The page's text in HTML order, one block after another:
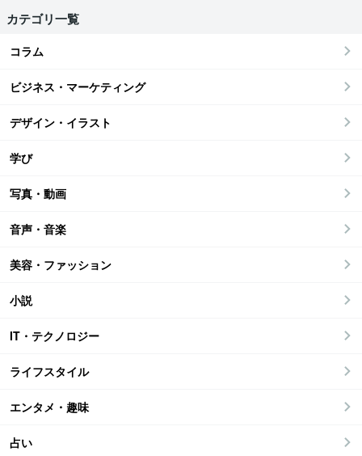
カテゴリ一覧
コラム
ビジネス・マーケティング
デザイン・イラスト
学び
写真・動画
音声・音楽
美容・ファッション
小説
IT・テクノロジー
ライフスタイル
エンタメ・趣味
占い